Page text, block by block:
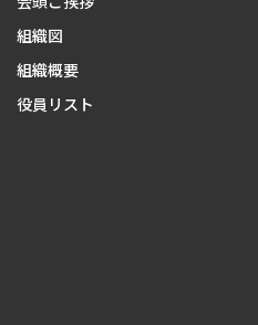
組織図
組織概要
役員リスト